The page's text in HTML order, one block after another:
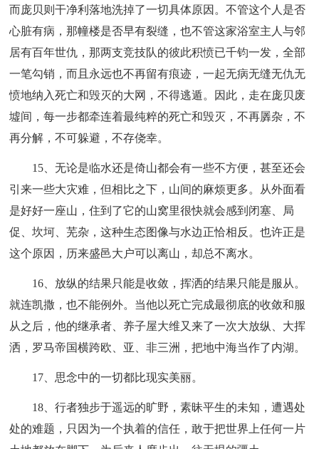
而庞贝则干净利落地洗掉了一切具体原因。不管这个人是否
心脏有病，那幢楼是否早有裂缝，也不管这家浴室主人与邻
居有百年世仇，那两支竞技队的彼此积愤已千钧一发，全部
一笔勾销，而且永远也不再留有痕迹，一起无病无缝无仇无
愤地纳入死亡和毁灭的大网，不得逃遁。因此，走在庞贝废
墟间，每一步都牵连着最纯粹的死亡和毁灭，不再羼杂，不
再分解，不可躲避，不存侥幸。
15、无论是临水还是倚山都会有一些不方便，甚至还会
引来一些大灾难，但相比之下，山间的麻烦更多。从外面看
是好好一座山，住到了它的山窝里很快就会感到闭塞、局
促、坎坷、芜杂，这种生态图像与水边正恰相反。也许正是
这个原因，历来盛邑大户可以离山，却总不离水。
16、放纵的结果只能是收敛，挥洒的结果只能是服从。
就连凯撒，也不能例外。当他以死亡完成最彻底的收敛和服
从之后，他的继承者、养子屋大维又来了一次大放纵、大挥
洒，罗马帝国横跨欧、亚、非三洲，把地中海当作了内湖。
17、思念中的一切都比现实美丽。
18、行者独步于遥远的旷野，素昧平生的未知，遭遇处
处的难题，只因为一个执着的信任，敢于把世界上任何一片